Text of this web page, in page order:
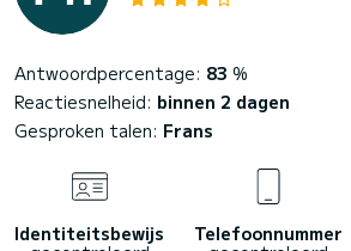
Antwoordpercentage: 83 %
Reactiesnelheid: binnen 2 dagen
Gesproken talen: Frans
Identiteitsbewijs
Telefoonnummer